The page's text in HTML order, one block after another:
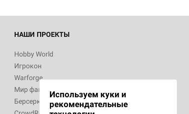
НАШИ ПРОЕКТЫ
Hobby World
Игрокон
Warforge
Мир фантастики
Берсерк
Используем куки и
рекомендательные